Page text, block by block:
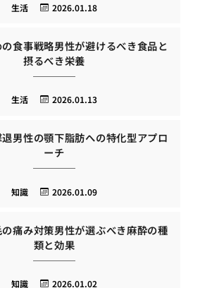
2026.01.18
生活
食事戦略男性が避けるべき食品と
摂るべき栄養
2026.01.13
生活
男性の顎下脂肪への特化型アプロ
ーチ
2026.01.09
知識
痛み対策男性が選ぶべき麻酔の種
類と効果
2026.01.02
知識